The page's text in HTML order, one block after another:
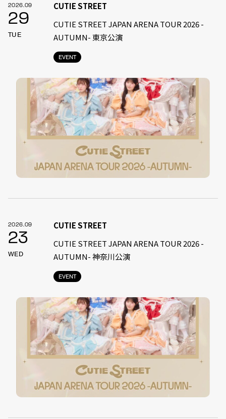
2026.09
29
TUE
EVENT
CUTIE STREET
CUTIE STREET JAPAN ARENA TOUR 2026 -
AUTUMN- 東京公演
2026.09
23
WED
EVENT
CUTIE STREET
CUTIE STREET JAPAN ARENA TOUR 2026 -
AUTUMN- 神奈川公演